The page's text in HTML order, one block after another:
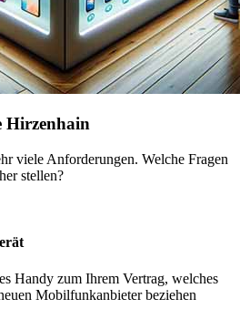
Hirzenhain
viele Anforderungen. Welche Fragen
stellen?
Handy zum Ihrem Vertrag, welches
Mobilfunkanbieter beziehen